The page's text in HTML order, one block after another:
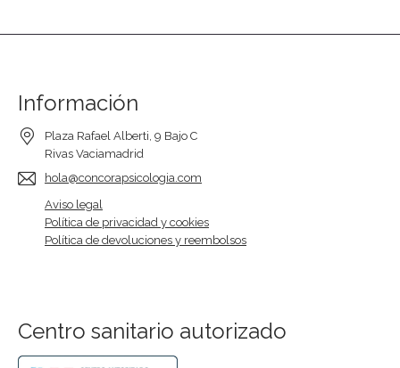
Información
Plaza Rafael Alberti, 9 Bajo C
Rivas Vaciamadrid
hola@concorapsicologia.com
Aviso legal
Política de privacidad y cookies
Política de devoluciones y reembolsos
Centro sanitario autorizado